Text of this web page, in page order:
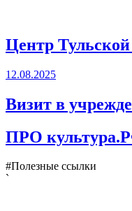
Центр
12.08.2025
Визит в
ПРО
#Полезные ссылки
`